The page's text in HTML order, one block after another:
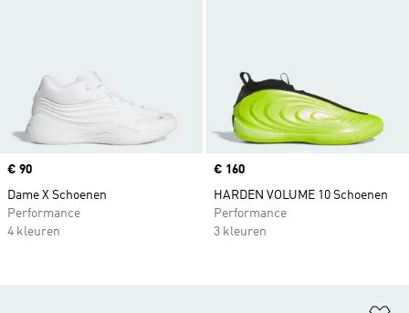
Price
€ 90
Dame X Schoenen
Performance
4 kleuren
Price
€ 160
HARDEN VOLUME 10 Schoenen
Performance
3 kleuren